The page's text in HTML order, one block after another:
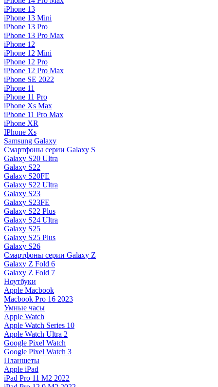
iPhone 13
iPhone 13 Mini
iPhone 13 Pro
iPhone 13 Pro Max
iPhone 12
iPhone 12 Mini
iPhone 12 Pro
iPhone 12 Pro Max
iPhone SE 2022
iPhone 11
iPhone 11 Pro
iPhone Xs Max
iPhone 11 Pro Max
iPhone XR
IPhone Xs
Samsung Galaxy
Смартфоны серии Galaxy S
Galaxy S20 Ultra
Galaxy S22
Galaxy S20FE
Galaxy S22 Ultra
Galaxy S23
Galaxy S23FE
Galaxy S22 Plus
Galaxy S24 Ultra
Galaxy S25
Galaxy S25 Plus
Galaxy S26
Смартфоны серии Galaxy Z
Galaxy Z Fold 6
Galaxy Z Fold 7
Ноутбуки
Apple Macbook
Macbook Pro 16 2023
Умные часы
Apple Watch
Apple Watch Series 10
Apple Watch Ultra 2
Google Pixel Watch
Google Pixel Watch 3
Планшеты
Apple iPad
iPad Pro 11 M2 2022